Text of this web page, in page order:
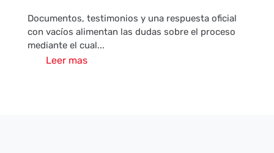
Documentos, testimonios y una respuesta oficial
con vacíos alimentan las dudas sobre el proceso
mediante el cual...
Leer mas